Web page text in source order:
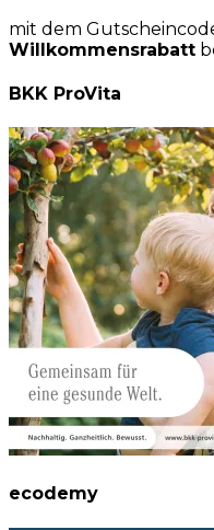
mit dem
Willkommensrabatt
BKK ProVita
ecodemy